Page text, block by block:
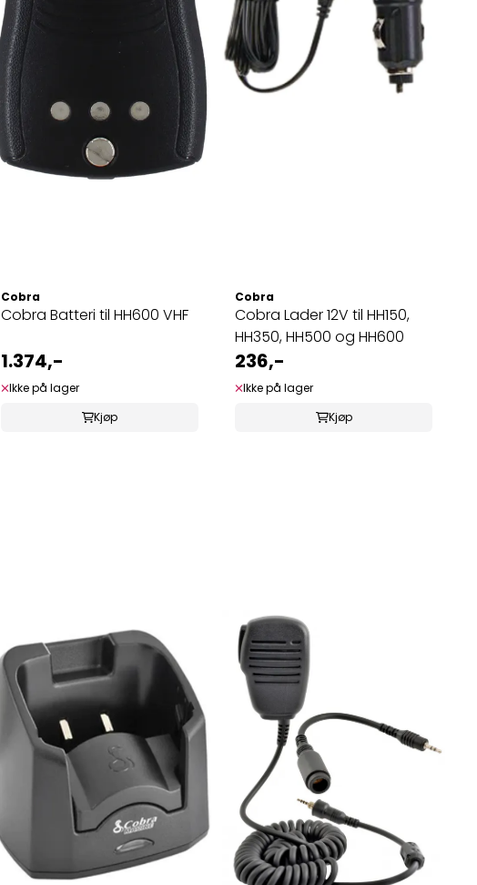
Cobra
Cobra Batteri til HH600 VHF
1.374,-
Ikke på lager
Kjøp
Cobra
Cobra Lader 12V til HH150,
HH350, HH500 og HH600
236,-
Ikke på lager
Kjøp